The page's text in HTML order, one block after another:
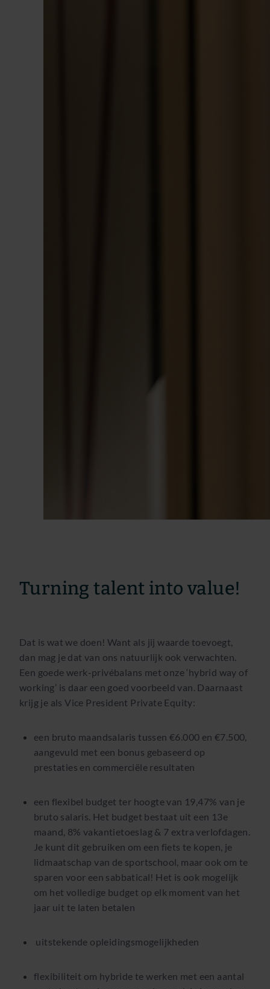
Turning talent into value!
Dat is wat we doen! Want als jij waarde toevoegt,
dan mag je dat van ons natuurlijk ook verwachten.
Een goede werk-privébalans met onze ‘hybrid way of
working’ is daar een goed voorbeeld van. Daarnaast
krijg je als Vice President Private Equity:
een bruto maandsalaris tussen €6.000 en €7.500,
aangevuld met een bonus gebaseerd op
prestaties en commerciële resultaten
een flexibel budget ter hoogte van 19,47% van je
bruto salaris. Het budget bestaat uit een 13e
maand, 8% vakantietoeslag & 7 extra verlofdagen.
Je kunt dit gebruiken om een fiets te kopen, je
lidmaatschap van de sportschool, maar ook om te
sparen voor een sabbatical! Het is ook mogelijk
om het volledige budget op elk moment van het
jaar uit te laten betalen
uitstekende opleidingsmogelijkheden
flexibiliteit om hybride te werken met een aantal